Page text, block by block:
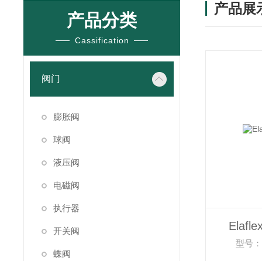
产品分类
Cassification
阀门
膨胀阀
球阀
液压阀
电磁阀
执行器
开关阀
蝶阀
产品展
型号